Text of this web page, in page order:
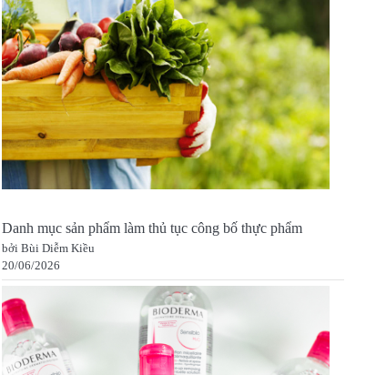
Danh mục sản phẩm làm thủ tục công bố thực phẩm
bởi Bùi Diễm Kiều
20/06/2026